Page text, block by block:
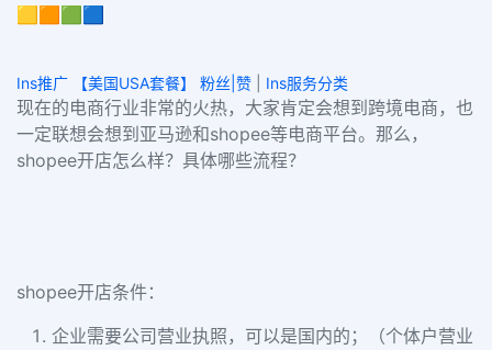
🟨🟧🟩🟦
Ins推广 【美国USA套餐】 粉丝|赞 Ins服务分类
现在的电商行业非常的火热，大家肯定会想到跨境电商，也
一定联想会想到亚马逊和shopee等电商平台。那么，
shopee开店怎么样？具体哪些流程？
shopee开店条件：
企业需要公司营业执照，可以是国内的；（个体户营业